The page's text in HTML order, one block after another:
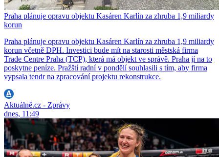
Praha plánuje opravu objektu Kasáren Karlín za zhruba 1,9 miliardy
korun
Praha plánuje opravu objektu Kasáren Karlín za zhruba 1,9 miliardy
korun včetně DPH. Investici bude mít na starosti městská firma
Trade Centre Praha (TCP), která má objekt ve správě. Praha jí na to
poskytne peníze. Pražští radní v pondělí souhlasili s tím, aby firma
vypsala tendr na zpracování projektu rekonstrukce.
Aktuálně.cz - Zprávy
dnes, 11:49